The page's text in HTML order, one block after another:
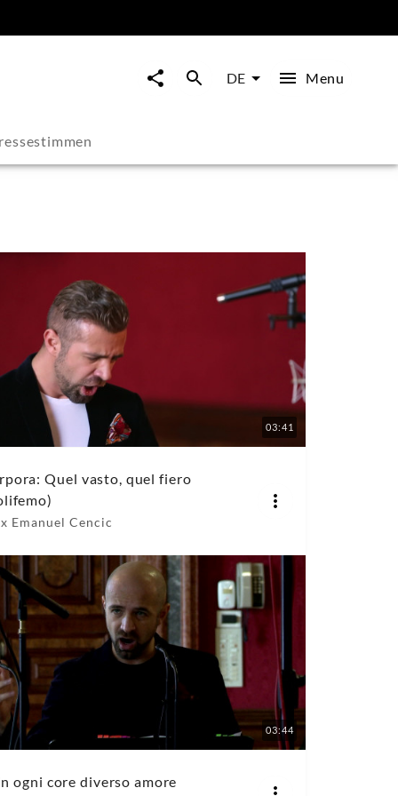
DE Menu
03:41
Quel vasto, quel fiero
Emanuel Cencic
03:44
in ogni core diverso amore